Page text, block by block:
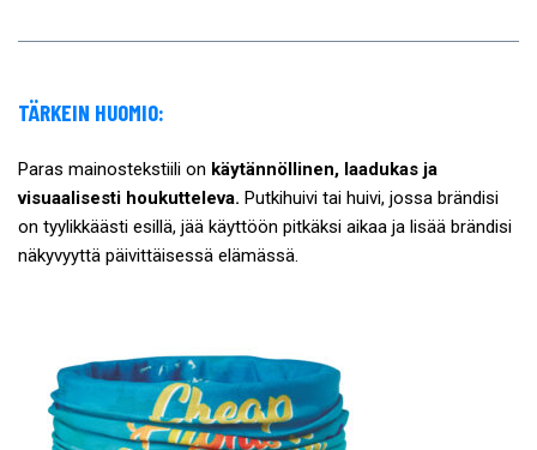
TÄRKEIN HUOMIO:
Paras mainostekstiili on käytännöllinen, laadukas ja
visuaalisesti houkutteleva. Putkihuivi tai huivi, jossa brändisi
on tyylikkäästi esillä, jää käyttöön pitkäksi aikaa ja lisää brändisi
näkyvyyttä päivittäisessä elämässä.